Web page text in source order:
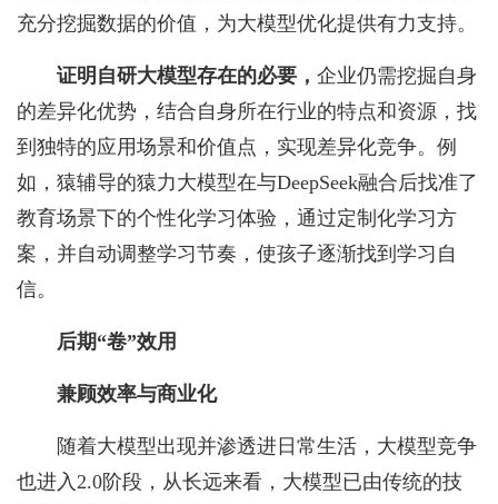
充分挖掘数据的价值，为大模型优化提供有力支持。
证明自研大模型存在的必要 ， 企业仍需挖掘自身
的差异化优势，结合自身所在行业的特点和资源，找
到独特的应用场景和价值点，实现差异化竞争。例
如，猿辅导的猿力大模型在与DeepSeek融合后找准了
教育场景下的个性化学习体验，通过定制化学习方
案，并自动调整学习节奏，使孩子逐渐找到学习自
信。
后期“卷”效用
兼顾效率与商业化
随着大模型出现并渗透进日常生活，大模型竞争
也进入2.0阶段，从长远来看，大模型已由传统的技